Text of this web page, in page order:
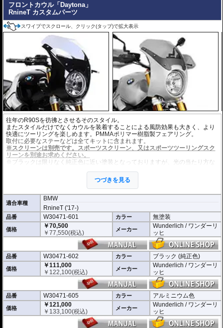
フロントカウル「Daytona」
RnineT カスタムパーツ
スワイプでスクロール、クリック(タップ)で拡大表示
往年のR90Sを彷彿とさせるそのスタイル。
またスタイルだけでなくカウルを装着することによる風防効果も大きく、より
快適にツーリングを楽しめます。PMMAポリマー樹脂製フェアリング。
取付に必要なステーなどは全てキットに含まれます。
※スクリーンは別売です。スポーツスクリーン、又はスポーツツーリングスク
リーンを別途お求めください。
※ブラックは限りなく純正色に近い塗装となっておりますが、光の当たり方な
つづきを見る
適合車種
BMW
RnineT ('17-)
品番 W30471-601 カラー 無塗装
価格
￥70,500
￥77,550(税込) メーカー
Wunderlich / ワンダーリ
ッヒ
品番 W30471-602 カラー ブラック (純正色)
価格
￥111,000
￥ 122,100(税込) メーカー
Wunderlich / ワンダーリ
ッヒ
品番 W30471-605 カラー アルミニウム色
価格
￥121,000
￥ 133,100(税込) メーカー
Wunderlich / ワンダーリ
ッヒ